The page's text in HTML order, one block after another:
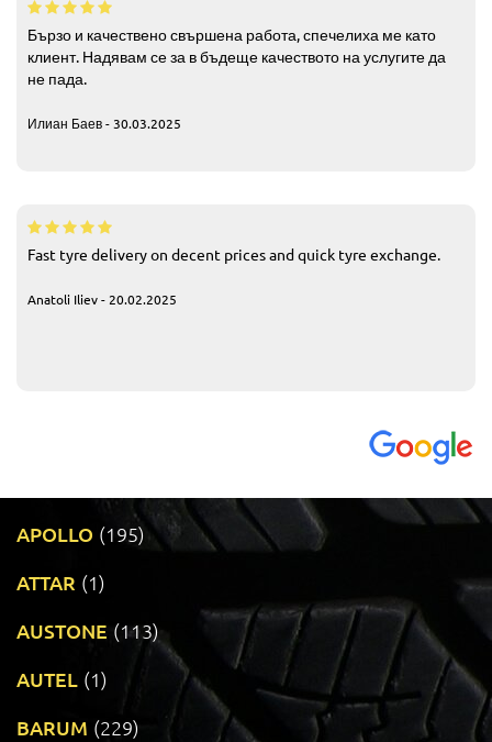
Бързо и качествено свършена работа, спечелиха ме като
клиент. Надявам се за в бъдеще качеството на услугите да
не пада.
Илиан Баев - 30.03.2025
Fast tyre delivery on decent prices and quick tyre exchange.
Anatoli Iliev - 20.02.2025
APOLLO (195)
ATTAR (1)
AUSTONE (113)
AUTEL (1)
BARUM (229)